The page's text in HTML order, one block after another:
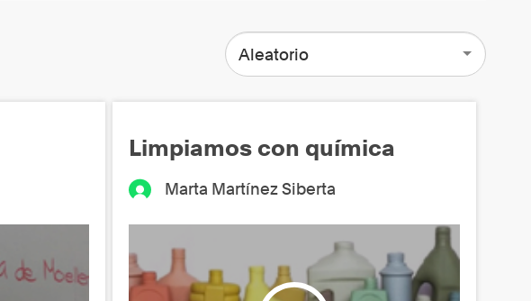
Aleatorio
Limpiamos con química
Marta Martínez Siberta